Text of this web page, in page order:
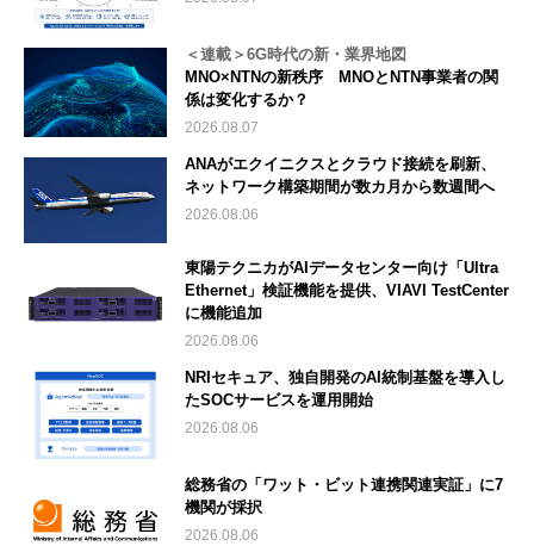
＜連載＞6G時代の新・業界地図
MNO×NTNの新秩序 MNOとNTN事業者の関
係は変化するか？
2026.08.07
ANAがエクイニクスとクラウド接続を刷新、
ネットワーク構築期間が数カ月から数週間へ
2026.08.06
東陽テクニカがAIデータセンター向け「Ultra
Ethernet」検証機能を提供、VIAVI TestCenter
に機能追加
2026.08.06
NRIセキュア、独自開発のAI統制基盤を導入し
たSOCサービスを運用開始
2026.08.06
総務省の「ワット・ビット連携関連実証」に7
機関が採択
2026.08.06